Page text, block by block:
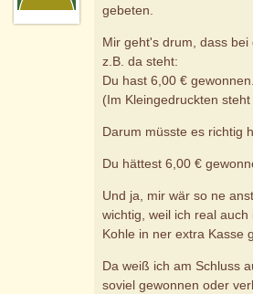
gebeten.
Mir geht's drum, dass
z.B. da steht:
Du hast 6,00 € gewonnen.
(Im Kleingedruckten
Darum müsste es richtig
Du hättest 6,00 €
Und ja, mir wär so ne
wichtig, weil ich real
Kohle in ner extra Kasse
Da weiß ich am Schluss
soviel gewonnen oder